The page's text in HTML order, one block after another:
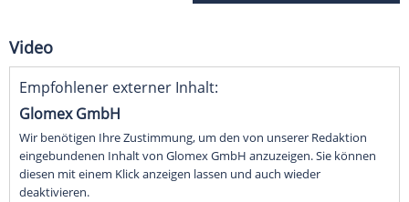
Video
Empfohlener externer Inhalt:
Glomex GmbH
Wir benötigen Ihre Zustimmung, um den von unserer Redaktion
eingebundenen Inhalt von Glomex GmbH anzuzeigen. Sie können
diesen mit einem Klick anzeigen lassen und auch wieder
deaktivieren.